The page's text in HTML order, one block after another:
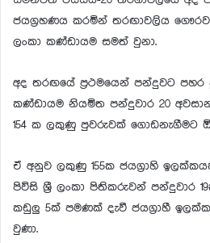
ජයග්‍රහණය කරමින් තරඟාවලිය
ලංකා කණ්ඩායම සමත් වුනා.
අද තරඟයේ ප්‍රථමයෙන් පන්දුවට පහර
කණ්ඩායම නියමිත පන්දුවාර 20
154 ක ලකුණු පුවරුවක් ගොඩනැගීමට
ඒ අනුව ලකුණු 155ක ජයග්‍රාහි
පිවිසි ශ්‍රී ලංකා පිතිකරුවන් පන්දුවාර
කඩුලු 5ක් පමණක් දැවී ජයග්‍රාහී
වුණා.